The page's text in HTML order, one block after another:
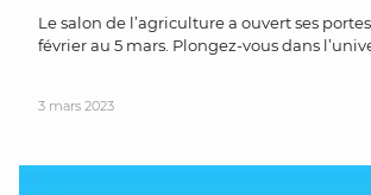
Le salon de l’agriculture a ouvert ses
février au 5 mars. Plongez-vous dans
3 mars 2023